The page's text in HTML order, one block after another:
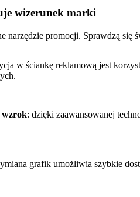
wizerunek marki
narzędzie promocji. Sprawdzą się
w ściankę reklamową jest
wzrok: dzięki zaawansowanej
grafik umożliwia szybkie